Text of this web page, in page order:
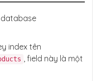
index tên
, field này là một